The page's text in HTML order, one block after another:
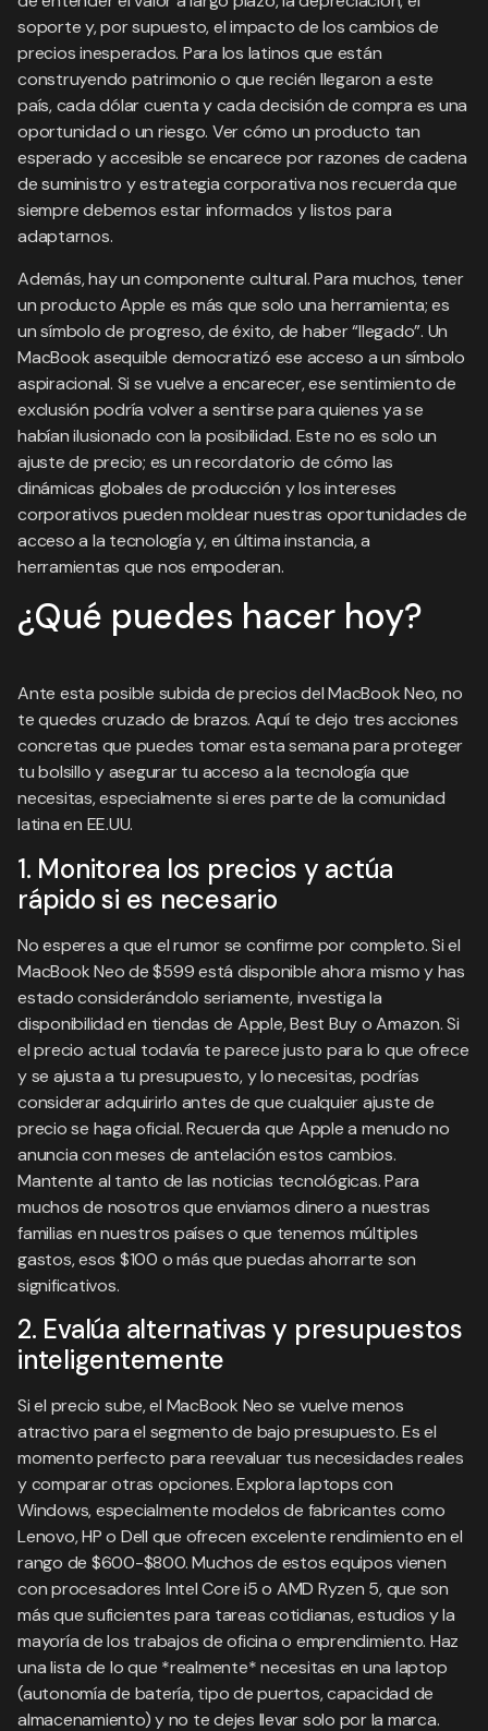
soporte y, por supuesto, el impacto de los cambios de
precios inesperados. Para los latinos que están
construyendo patrimonio o que recién llegaron a este
país, cada dólar cuenta y cada decisión de compra es una
oportunidad o un riesgo. Ver cómo un producto tan
esperado y accesible se encarece por razones de cadena
de suministro y estrategia corporativa nos recuerda que
siempre debemos estar informados y listos para
adaptarnos.
Además, hay un componente cultural. Para muchos, tener
un producto Apple es más que solo una herramienta; es
un símbolo de progreso, de éxito, de haber “llegado”. Un
MacBook asequible democratizó ese acceso a un símbolo
aspiracional. Si se vuelve a encarecer, ese sentimiento de
exclusión podría volver a sentirse para quienes ya se
habían ilusionado con la posibilidad. Este no es solo un
ajuste de precio; es un recordatorio de cómo las
dinámicas globales de producción y los intereses
corporativos pueden moldear nuestras oportunidades de
acceso a la tecnología y, en última instancia, a
herramientas que nos empoderan.
¿Qué puedes hacer hoy?
Ante esta posible subida de precios del MacBook Neo, no
te quedes cruzado de brazos. Aquí te dejo tres acciones
concretas que puedes tomar esta semana para proteger
tu bolsillo y asegurar tu acceso a la tecnología que
necesitas, especialmente si eres parte de la comunidad
latina en EE.UU.
1. Monitorea los precios y actúa
rápido si es necesario
No esperes a que el rumor se confirme por completo. Si el
MacBook Neo de $599 está disponible ahora mismo y has
estado considerándolo seriamente, investiga la
disponibilidad en tiendas de Apple, Best Buy o Amazon. Si
el precio actual todavía te parece justo para lo que ofrece
y se ajusta a tu presupuesto, y lo necesitas, podrías
considerar adquirirlo antes de que cualquier ajuste de
precio se haga oficial. Recuerda que Apple a menudo no
anuncia con meses de antelación estos cambios.
Mantente al tanto de las noticias tecnológicas. Para
muchos de nosotros que enviamos dinero a nuestras
familias en nuestros países o que tenemos múltiples
gastos, esos $100 o más que puedas ahorrarte son
significativos.
2. Evalúa alternativas y presupuestos
inteligentemente
Si el precio sube, el MacBook Neo se vuelve menos
atractivo para el segmento de bajo presupuesto. Es el
momento perfecto para reevaluar tus necesidades reales
y comparar otras opciones. Explora laptops con
Windows, especialmente modelos de fabricantes como
Lenovo, HP o Dell que ofrecen excelente rendimiento en el
rango de $600-$800. Muchos de estos equipos vienen
con procesadores Intel Core i5 o AMD Ryzen 5, que son
más que suficientes para tareas cotidianas, estudios y la
mayoría de los trabajos de oficina o emprendimiento. Haz
una lista de lo que *realmente* necesitas en una laptop
(autonomía de batería, tipo de puertos, capacidad de
almacenamiento) y no te dejes llevar solo por la marca.